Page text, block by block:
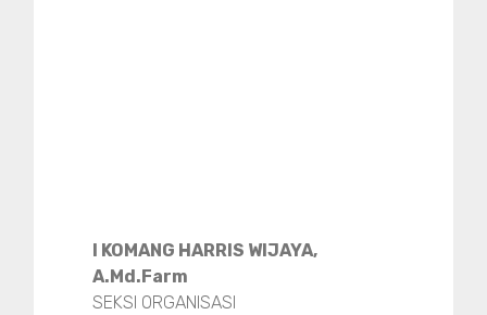
I KOMANG HARRIS WIJAYA,
A.Md.Farm
SEKSI ORGANISASI